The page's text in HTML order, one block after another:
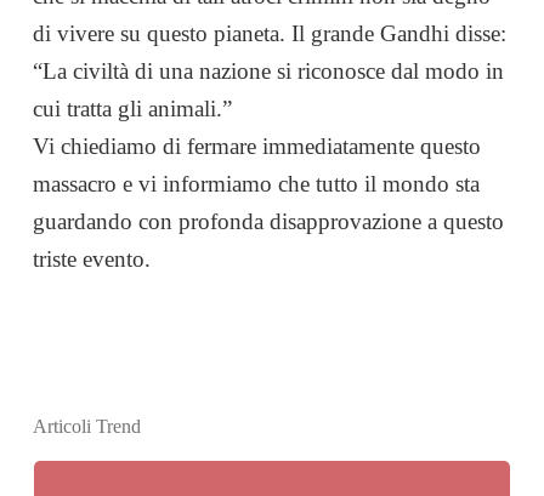
di vivere su questo pianeta. Il grande Gandhi disse:
“La civiltà di una nazione si riconosce dal modo in
cui tratta gli animali.”
Vi chiediamo di fermare immediatamente questo
massacro e vi informiamo che tutto il mondo sta
guardando con profonda disapprovazione a questo
triste evento.
Articoli Trend